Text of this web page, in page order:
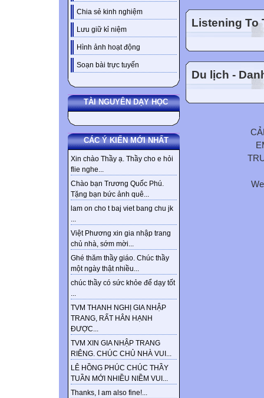
Chia sẻ kinh nghiệm
Lưu giữ kỉ niệm
Hình ảnh hoạt động
Soạn bài trực tuyến
TÀI NGUYÊN DẠY HỌC
CÁC Ý KIẾN MỚI NHẤT
Xin chào Thầy ạ. Thầy cho e hỏi
flie nghe...
Chào bạn Trương Quốc Phú.
Tặng bạn bức ảnh quê...
lam on cho t baj viet bang chu jk
...
Việt Phương xin gia nhập trang
chủ nhà, sớm mời...
Ghé thăm thầy giáo. Chúc thầy
một ngày thật nhiều...
chúc thầy có sức khỏe để dạy tốt
...
TVM THANH NGHỊ GIA NHẬP
TRANG, RẤT HÂN HẠNH
ĐƯỢC...
TVM XIN GIA NHẬP TRANG
RIÊNG. CHÚC CHỦ NHÀ VUI...
LÊ HỒNG PHÚC CHÚC THẦY
TUẦN MỚI NHIỀU NIỀM VUI...
Thanks, I am also fine!...
Listening To
Du lịch -